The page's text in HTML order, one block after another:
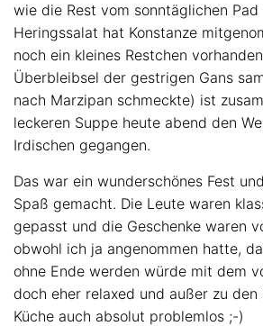
wie die Rest vom sonntäglichen Pad
Heringssalat hat Konstanze
noch ein kleines Restchen
Überbleibsel der gestrigen Gans
nach Marzipan schmeckte) ist
leckeren Suppe heute abend den
Irdischen gegangen.
Das war ein wunderschönes Fest
Spaß gemacht. Die Leute waren
gepasst und die Geschenke waren
obwohl ich ja angenommen hatte,
ohne Ende werden würde mit dem
doch eher relaxed und außer zu
Küche auch absolut problemlos ;-)